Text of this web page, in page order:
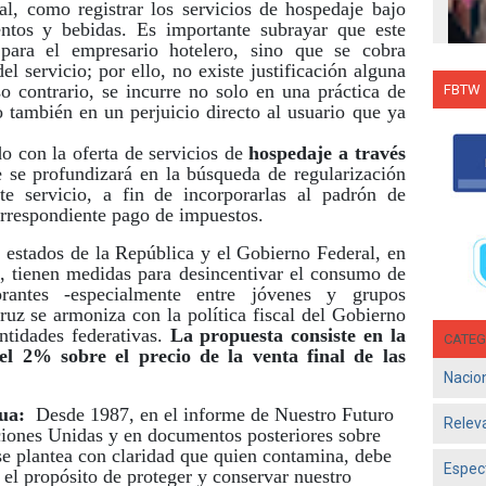
como registrar los servicios de hospedaje bajo
y bebidas. Es importante subrayar que este
el empresario hotelero, sino que se cobra
servicio; por ello, no existe justificación alguna
contrario, se incurre no solo en una práctica de
también en un perjuicio directo al usuario que ya
con la oferta de servicios dehospedaje a través
profundizará en la búsqueda de regularización
servicio, a fin de incorporarlas al padrón de
pago de impuestos.
de la República y el Gobierno Federal, en
medidas para desincentivar el consumo de
-especialmente entre jóvenes y grupos
se armoniza con la política fiscal del Gobierno
federativas. La propuesta consiste en la
2% sobre el precio de la venta final de las
Desde 1987, en el informe de Nuestro Futuro
Unidas y en documentos posteriores sobre
plantea con claridad que quien contamina, debe
propósito de proteger y conservar nuestro
en
Jun
- El
FBTW